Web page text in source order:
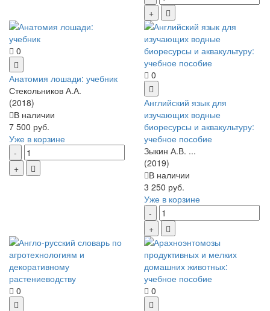
0
Анатомия лошади: учебник
Стекольников А.А.
(2018)
В наличии
7 500 руб.
Уже в корзине
0
Английский язык для
изучающих водные
биоресурсы и аквакультуру:
учебное пособие
Зыкин А.В. ...
(2019)
В наличии
3 250 руб.
Уже в корзине
0 0